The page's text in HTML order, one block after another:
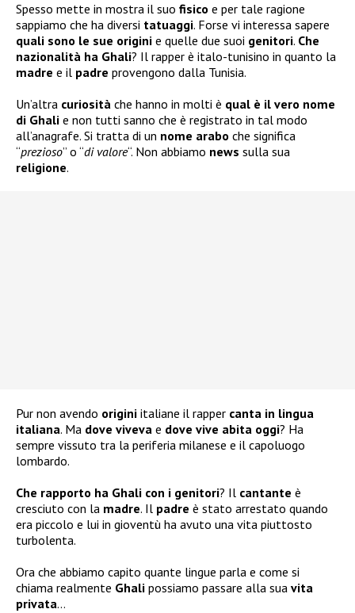
Spesso mette in mostra il suo fisico e per tale ragione
sappiamo che ha diversi tatuaggi. Forse vi interessa sapere
quali sono le sue origini e quelle due suoi genitori. Che
nazionalità ha Ghali? Il rapper è italo-tunisino in quanto la
madre e il padre provengono dalla Tunisia.
Un’altra curiosità che hanno in molti è qual è il vero nome
di Ghali e non tutti sanno che è registrato in tal modo
all’anagrafe. Si tratta di un nome arabo che significa
“prezioso” o “di valore“. Non abbiamo news sulla sua
religione.
Pur non avendo origini italiane il rapper canta in lingua
italiana. Ma dove viveva e dove vive abita oggi? Ha
sempre vissuto tra la periferia milanese e il capoluogo
lombardo.
Che rapporto ha Ghali con i genitori? Il cantante è
cresciuto con la madre. Il padre è stato arrestato quando
era piccolo e lui in gioventù ha avuto una vita piuttosto
turbolenta.
Ora che abbiamo capito quante lingue parla e come si
chiama realmente Ghali possiamo passare alla sua vita
privata…